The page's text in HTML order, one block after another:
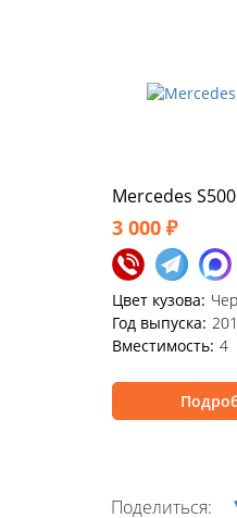
Mercedes
3 000 ₽
Цвет кузова:
Год выпуска:
Вместимость: 4
Поделиться: